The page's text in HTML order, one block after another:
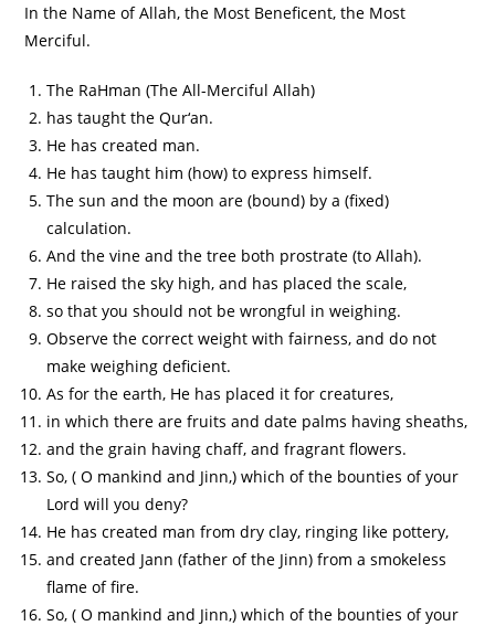
In the Name of Allah, the Most Beneficent, the Most
Merciful.
The RaHman (The All-Merciful Allah)
has taught the Qur‘an.
He has created man.
He has taught him (how) to express himself.
The sun and the moon are (bound) by a (fixed)
calculation.
And the vine and the tree both prostrate (to Allah).
He raised the sky high, and has placed the scale,
so that you should not be wrongful in weighing.
Observe the correct weight with fairness, and do not
make weighing deficient.
As for the earth, He has placed it for creatures,
in which there are fruits and date palms having sheaths,
and the grain having chaff, and fragrant flowers.
So, ( O mankind and Jinn,) which of the bounties of your
Lord will you deny?
He has created man from dry clay, ringing like pottery,
and created Jann (father of the Jinn) from a smokeless
flame of fire.
So, ( O mankind and Jinn,) which of the bounties of your